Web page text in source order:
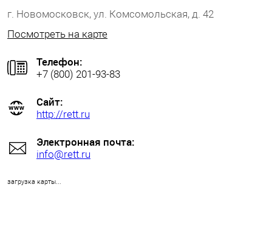
г. Новомосковск, ул. Комсомольская, д. 42
Посмотреть на карте
Телефон:
+7 (800) 201-93-83
Сайт:
http://rett.ru
Электронная почта:
info@rett.ru
загрузка карты...